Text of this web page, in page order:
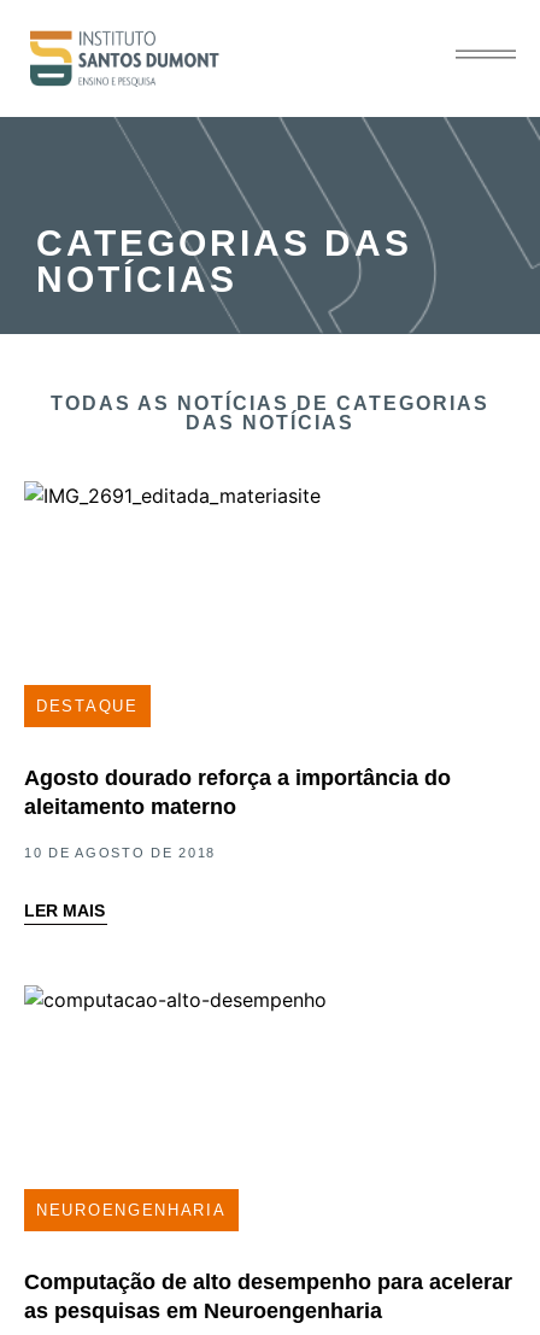
CATEGORIAS DAS
NOTÍCIAS
TODAS AS NOTÍCIAS​ DE CATEGORIAS
DAS NOTÍCIAS
DESTAQUE
Agosto dourado reforça a importância do
aleitamento materno
10 DE AGOSTO DE 2018
LER MAIS
NEUROENGENHARIA
Computação de alto desempenho para acelerar
as pesquisas em Neuroengenharia